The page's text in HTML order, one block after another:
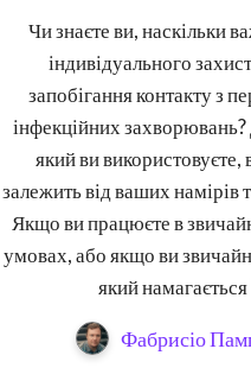
Чи знаєте ви, наскільки
індивідуального
запобігання контакту з
інфекційних
який ви
залежить від ваших намірів
Якщо ви працюєте в
умовах, або якщо ви
який
Фабрисіо